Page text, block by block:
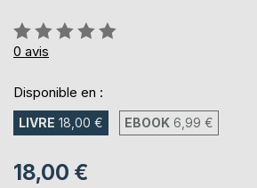
Évaluation:
0%
0 avis
Disponible en :
LIVRE 18,00 € EBOOK 6,99 €
18,00 €